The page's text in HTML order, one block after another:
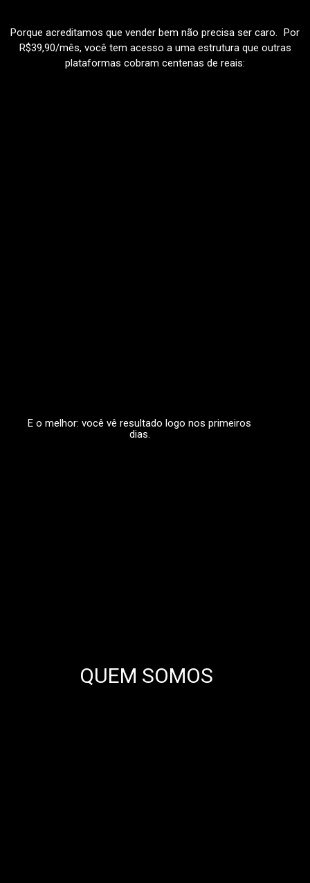
Porque acreditamos que vender bem não precisa ser caro. Por
R$39,90/mês, você tem acesso a uma estrutura que outras
plataformas cobram centenas de reais:
E o melhor: você vê resultado logo nos primeiros
dias.
QUEM SOMOS